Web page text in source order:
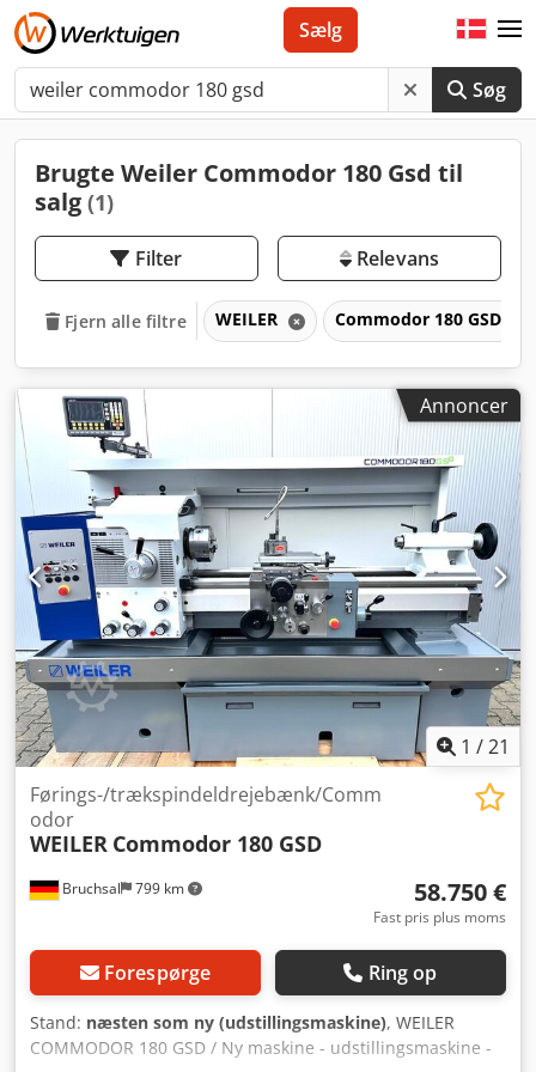
Søg
Sælg
Brugte Weiler Commodor 180 Gsd til
salg (1)
Filter Relevans
Fjern alle filtre WEILER Commodor 180 GSD
Annoncer
1 /21
Bruchsal 799 km
Førings-/trækspindeldrejebænk/Comm
odor
WEILER Commodor 180 GSD
58.750 €
Fast pris plus moms
Forespørge Ring op
Stand: næsten som ny (udstillingsmaskine), WEILER
COMMODOR 180 GSD / Ny maskine - udstillingsmaskine -